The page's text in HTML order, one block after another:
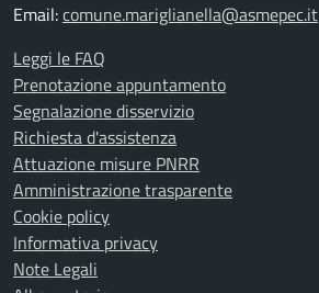
Email:comune.mariglianella@asmepec.it
Leggi le FAQ
Prenotazione appuntamento
Segnalazione disservizio
Richiesta d'assistenza
Attuazione misure PNRR
Amministrazione trasparente
Cookie policy
Informativa privacy
Note Legali